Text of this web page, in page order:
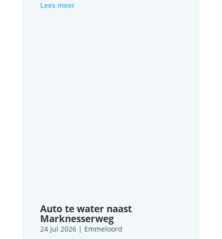
Lees meer
Auto te water naast
Marknesserweg
24 jul 2026| Emmeloord